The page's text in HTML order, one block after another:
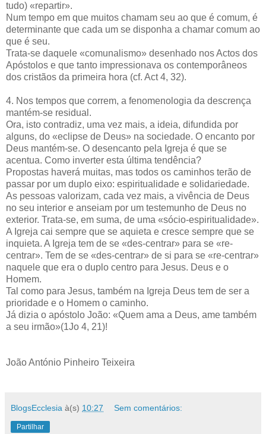
tudo) «repartir».
Num tempo em que muitos chamam seu ao que é comum, é
determinante que cada um se disponha a chamar comum ao
que é seu.
Trata-se daquele «comunalismo» desenhado nos Actos dos
Apóstolos e que tanto impressionava os contemporâneos
dos cristãos da primeira hora (cf. Act 4, 32).
4. Nos tempos que correm, a fenomenologia da descrença
mantém-se residual.
Ora, isto contradiz, uma vez mais, a ideia, difundida por
alguns, do «eclipse de Deus» na sociedade. O encanto por
Deus mantém-se. O desencanto pela Igreja é que se
acentua. Como inverter esta última tendência?
Propostas haverá muitas, mas todos os caminhos terão de
passar por um duplo eixo: espiritualidade e solidariedade.
As pessoas valorizam, cada vez mais, a vivência de Deus
no seu interior e anseiam por um testemunho de Deus no
exterior. Trata-se, em suma, de uma «sócio-espiritualidade».
A Igreja cai sempre que se aquieta e cresce sempre que se
inquieta. A Igreja tem de se «des-centrar» para se «re-
centrar». Tem de se «des-centrar» de si para se «re-centrar»
naquele que era o duplo centro para Jesus. Deus e o
Homem.
Tal como para Jesus, também na Igreja Deus tem de ser a
prioridade e o Homem o caminho.
Já dizia o apóstolo João: «Quem ama a Deus, ame também
a seu irmão»(1Jo 4, 21)!
João António Pinheiro Teixeira
BlogsEcclesia à(s) 10:27 Sem comentários:
Partilhar